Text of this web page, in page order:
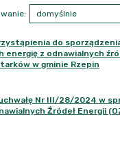
do
z odnawialnych
w gminie Rzepin
uchwałę Nr III/28/2024 w
Źródeł Energii